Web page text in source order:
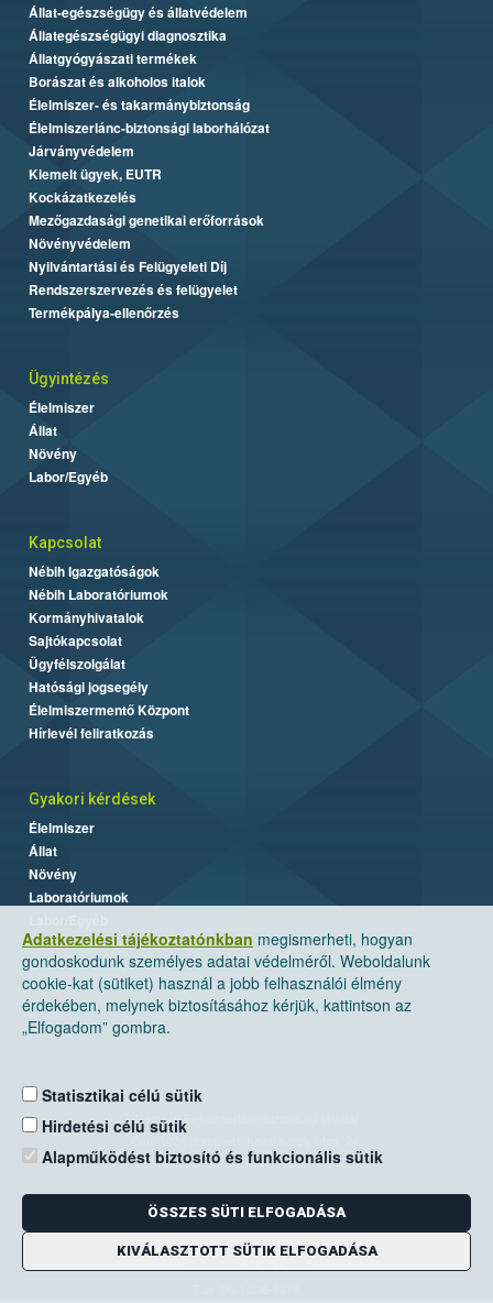
Adatkezelési tájékoztatónkban megismerheti, hogyan
gondoskodunk személyes adatai védelméről. Weboldalunk
cookie-kat (sütiket) használ a jobb felhasználói élmény
érdekében, melynek biztosításához kérjük, kattintson az
„Elfogadom” gombra.
Statisztikai célú sütik
Hirdetési célú sütik
Alapműködést biztosító és funkcionális sütik
ÖSSZES SÜTI ELFOGADÁSA
KIVÁLASZTOTT SÜTIK ELFOGADÁSA
Állat-egészségügy és állatvédelem
Állategészségügyi diagnosztika
Állatgyógyászati termékek
Borászat és alkoholos italok
Élelmiszer- és takarmánybiztonság
Élelmiszerlánc-biztonsági laborhálózat
Járványvédelem
Kiemelt ügyek, EUTR
Kockázatkezelés
Mezőgazdasági genetikai erőforrások
Növényvédelem
Nyilvántartási és Felügyeleti Díj
Rendszerszervezés és felügyelet
Termékpálya-ellenőrzés
Ügyintézés
Élelmiszer
Állat
Növény
Labor/Egyéb
Kapcsolat
Nébih Igazgatóságok
Nébih Laboratóriumok
Kormányhivatalok
Sajtókapcsolat
Ügyfélszolgálat
Hatósági jogsegély
Élelmiszermentő Központ
Hírlevél feliratkozás
Gyakori kérdések
Élelmiszer
Állat
Növény
Laboratóriumok
Nemzeti Élelmiszerlánc-biztonsági Hivatal
Levelezési cím: 1525 Budapest. Pf. 30.
E-mail:ugyfelszolgalat@nebih.gov.hu
Zöld szám: 06-80/263-244
Telefon: 06-1/ 336-9000